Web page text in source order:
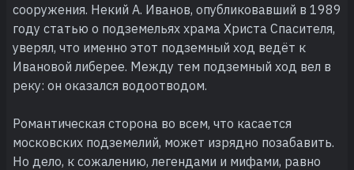
сооружения. Некий А. Иванов, опубликовавший в 1989
году статью о подземельях храма Христа Спасителя,
уверял, что именно этот подземный ход ведёт к
Ивановой либерее. Между тем подземный ход вел в
реку: он оказался водоотводом.
Романтическая сторона во всем, что касается
московских подземелий, может изрядно позабавить.
Но дело, к сожалению, легендами и мифами, равно